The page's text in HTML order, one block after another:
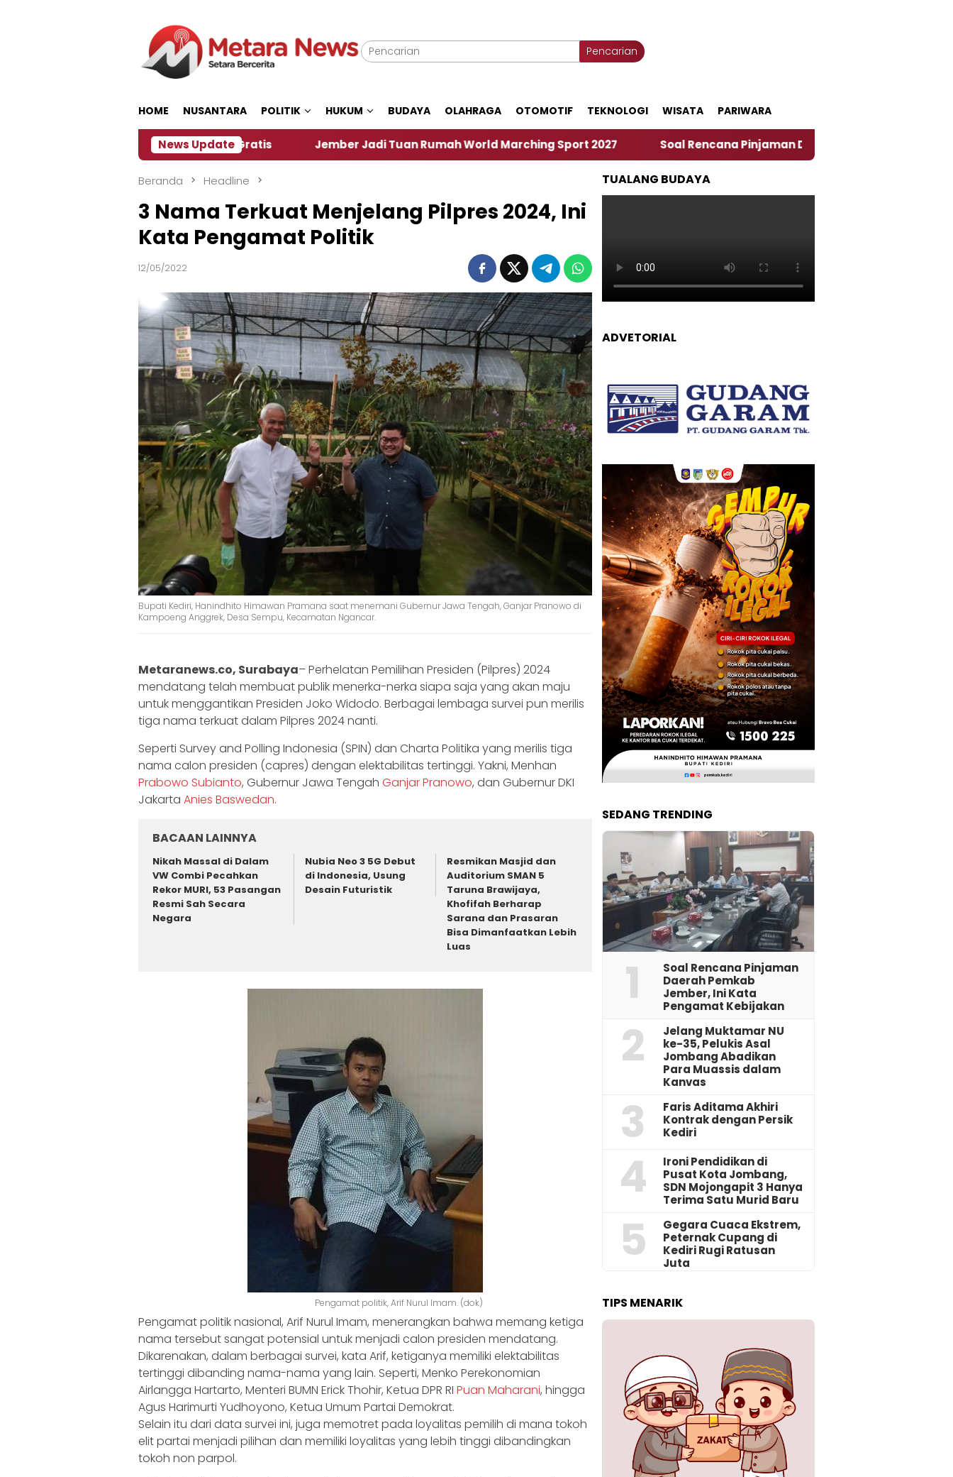
Pencarian
HOME NUSANTARA POLITIK HUKUM BUDAYA OLAHRAGA OTOMOTIF TEKNOLOGI WISATA PARIWARA
News Update
Siapkan Kopi dan Pijat Gratis Jember Jadi Tuan Rumah World Marching Sport 2027 ‎Soal Rencana Pinjaman Daerah Pemkab Jember, Ini Kata
Beranda Headline
3 Nama Terkuat Menjelang Pilpres 2024, Ini
Kata Pengamat Politik
12/05/2022
Bupati Kediri, Hanindhito Himawan Pramana saat menemani Gubernur Jawa Tengah, Ganjar Pranowo di
Kampoeng Anggrek, Desa Sempu, Kecamatan Ngancar.
Metaranews.co, Surabaya– Perhelatan Pemilihan Presiden (Pilpres) 2024
mendatang telah membuat publik menerka-nerka siapa saja yang akan maju
untuk menggantikan Presiden Joko Widodo. Berbagai lembaga survei pun merilis
tiga nama terkuat dalam Pilpres 2024 nanti.
Seperti Survey and Polling Indonesia (SPIN) dan Charta Politika yang merilis tiga
nama calon presiden (capres) dengan elektabilitas tertinggi. Yakni, Menhan
Prabowo Subianto, Gubernur Jawa Tengah Ganjar Pranowo, dan Gubernur DKI
Jakarta Anies Baswedan.
BACAAN LAINNYA
‎Nikah Massal di Dalam
VW Combi Pecahkan
Rekor MURI, 53 Pasangan
Resmi Sah Secara
Negara ‎
Nubia Neo 3 5G Debut
di Indonesia, Usung
Desain Futuristik
Resmikan Masjid dan
Auditorium SMAN 5
Taruna Brawijaya,
Khofifah Berharap
Sarana dan Prasaran
Bisa Dimanfaatkan Lebih
Luas
Pengamat politik, Arif Nurul Imam. (dok)
Pengamat politik nasional, Arif Nurul Imam, menerangkan bahwa memang ketiga
nama tersebut sangat potensial untuk menjadi calon presiden mendatang.
Dikarenakan, dalam berbagai survei, kata Arif, ketiganya memiliki elektabilitas
tertinggi dibanding nama-nama yang lain. Seperti, Menko Perekonomian
Airlangga Hartarto, Menteri BUMN Erick Thohir, Ketua DPR RI Puan Maharani, hingga
Agus Harimurti Yudhoyono, Ketua Umum Partai Demokrat.
Selain itu dari data survei ini, juga memotret pada loyalitas pemilih di mana tokoh
elit partai menjadi pilihan dan memiliki loyalitas yang lebih tinggi dibandingkan
tokoh non parpol.
TUALANG BUDAYA
ADVETORIAL
SEDANG TRENDING
1
‎Soal Rencana Pinjaman
Daerah Pemkab
Jember, Ini Kata
Pengamat Kebijakan ‎
2
Jelang Muktamar NU
ke-35, Pelukis Asal
Jombang Abadikan
Para Muassis dalam
Kanvas
3
Faris Aditama Akhiri
Kontrak dengan Persik
Kediri
4
Ironi Pendidikan di
Pusat Kota Jombang,
SDN Mojongapit 3 Hanya
Terima Satu Murid Baru
5
‎Gegara Cuaca Ekstrem,
Peternak Cupang di
Kediri Rugi Ratusan
Juta
TIPS MENARIK